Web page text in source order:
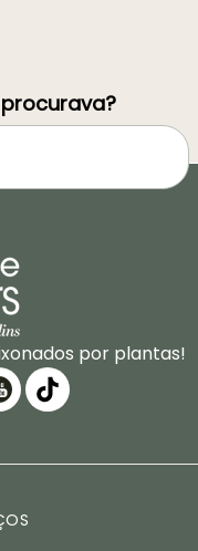
por plantas!